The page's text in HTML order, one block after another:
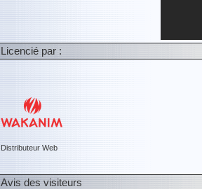
Licencié par :
Distributeur Web
Avis des visiteurs